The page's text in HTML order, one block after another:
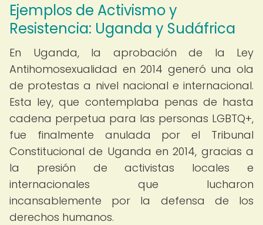
Ejemplos de Activismo y
Resistencia: Uganda y Sudáfrica
En Uganda, la aprobación de la Ley
Antihomosexualidad en 2014 generó una ola
de protestas a nivel nacional e internacional.
Esta ley, que contemplaba penas de hasta
cadena perpetua para las personas LGBTQ+,
fue finalmente anulada por el Tribunal
Constitucional de Uganda en 2014, gracias a
la presión de activistas locales e
internacionales que lucharon
incansablemente por la defensa de los
derechos humanos.